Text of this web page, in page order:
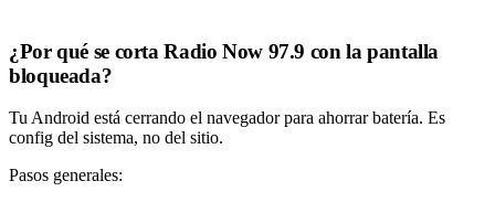
¿Por qué se corta Radio Now 97.9 con la pantalla
bloqueada?
Tu Android está cerrando el navegador para ahorrar batería. Es
config del sistema, no del sitio.
Pasos generales: